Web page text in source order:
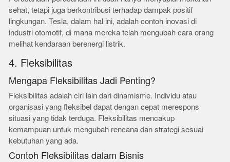
sehat, tetapi juga berkontribusi terhadap dampak positif
lingkungan. Tesla, dalam hal ini, adalah contoh inovasi di
industri otomotif, di mana mereka telah mengubah cara orang
melihat kendaraan berenergi listrik.
4. Fleksibilitas
Mengapa Fleksibilitas Jadi Penting?
Fleksibilitas adalah ciri lain dari dinamisme. Individu atau
organisasi yang fleksibel dapat dengan cepat merespons
situasi yang tidak terduga. Fleksibilitas mencakup
kemampuan untuk mengubah rencana dan strategi sesuai
kebutuhan yang ada.
Contoh Fleksibilitas dalam Bisnis